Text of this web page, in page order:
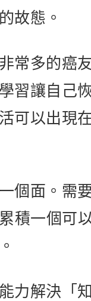
故態。
常多的癌
習讓自己
可以出現
個面。需
積一個可
力解決「